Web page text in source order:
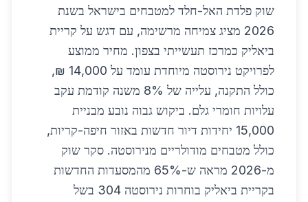
שוק פלדת האל-חלד למטבחים בישראל בשנת
2026 מציג צמיחה מרשימה, עם דגש על קריית
ביאליק כמרכז תעשייתי בצפון. מחיר ממוצע
לפרויקט נירוסטה מיוחדת עומד על 14,000 ₪,
כולל התקנה, עלייה של 8% משנה קודמת עקב
עלויות חומרי גלם. ביקוש גבוה נובע מבניית
15,000 יחידות דיור חדשות באזור חיפה-קריות,
כולל מטבחים מודולריים מנירוסטה. סקר שוק
מ-2026 מראה ש-65% מהמסעדות החדשות
בקריית ביאליק בוחרות נירוסטה 304 בשל